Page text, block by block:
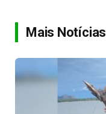
Mais Notícias